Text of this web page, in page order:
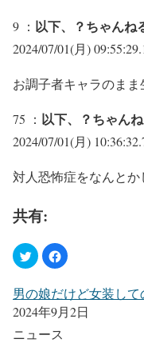
9 ： 以下、？ちゃんね
2024/07/01(月)
お調子者キャラのまま
75 ： 以下、？ちゃん
2024/07/01(月)
対人恐怖症をなんとか
共有:
男の娘だけど女装し
2024年9月2日
ニュース